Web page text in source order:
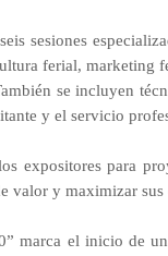
sesiones
ferial, marketing
se incluyen
y el servicio
expositores para
valor y maximizar
marca el inicio de